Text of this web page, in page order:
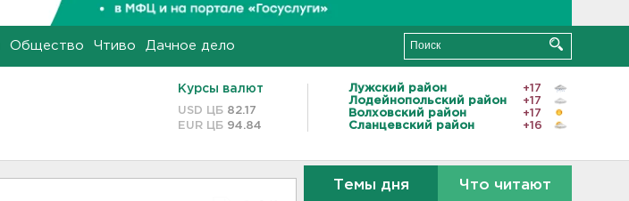
Общество Чтиво Дачное дело
Курсы валют
USD ЦБ 82.17
EUR ЦБ 94.84
Лужский район
+17
Лодейнопольский район
+17
Волховский район
+17
Сланцевский район
+16
Темы дня Что читают